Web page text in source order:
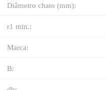
Diâmetro chato (mm):
r1 min.:
Marca:
B: